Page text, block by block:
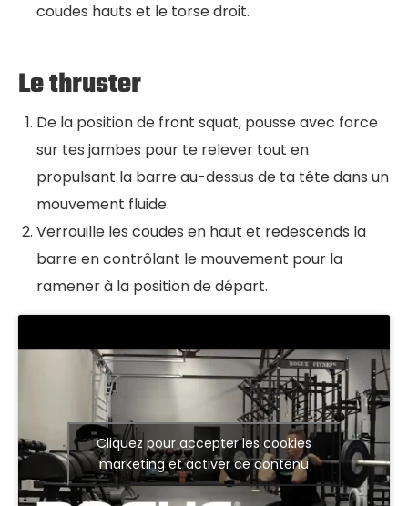
coudes hauts et le torse droit.
Le thruster
De la position de front squat, pousse avec force
sur tes jambes pour te relever tout en
propulsant la barre au-dessus de ta tête dans un
mouvement fluide.
Verrouille les coudes en haut et redescends la
barre en contrôlant le mouvement pour la
ramener à la position de départ.
Cliquez pour accepter les cookies
marketing et activer ce contenu